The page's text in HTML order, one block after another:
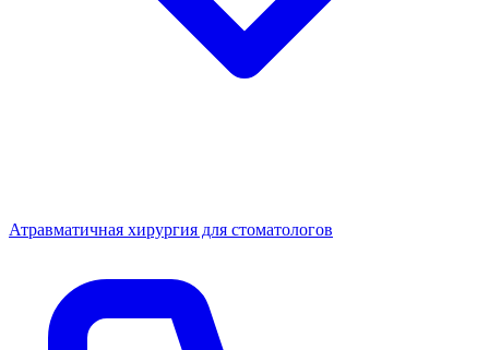
Атравматичная хирургия для стоматологов